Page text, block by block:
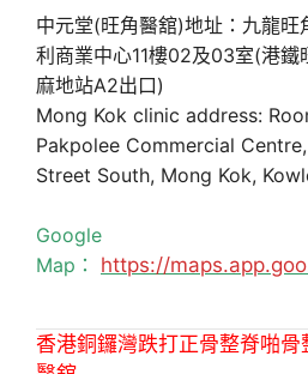
中元堂(旺角醫舘)地址：九龍旺
利商業中心11樓02及03室(港鐵
麻地站A2出口)
Mong Kok clinic address:
Pakpolee Commercial
Street South, Mong Kok,
Google
Map： https://
香港銅鑼灣跌打正骨整脊啪